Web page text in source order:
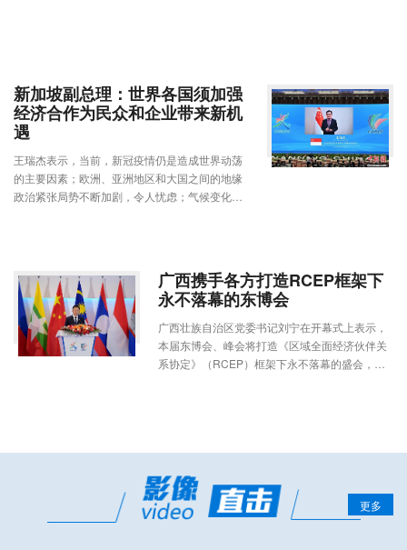
新加坡副总理：世界各国须加强
经济合作为民众和企业带来新机
遇
王瑞杰表示，当前，新冠疫情仍是造成世界动荡
的主要因素；欧洲、亚洲地区和大国之间的地缘
政治紧张局势不断加剧，令人忧虑；气候变化危
广西携手各方打造RCEP框架下
永不落幕的东博会
广西壮族自治区党委书记刘宁在开幕式上表示，
本届东博会、峰会将打造《区域全面经济伙伴关
系协定》（RCEP）框架下永不落幕的盛会，为
更多